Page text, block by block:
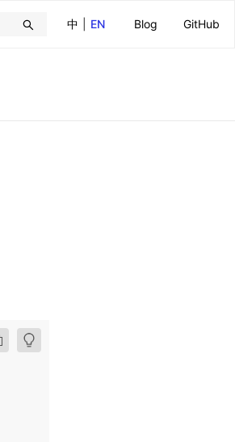
中 EN Blog GitHub